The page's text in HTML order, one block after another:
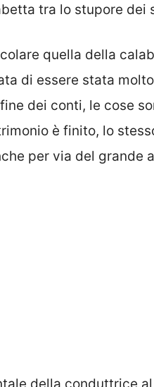
tra lo stupore dei
quella della
di essere stata
dei conti, le cose
è finito, lo
per via del grande
della conduttrice